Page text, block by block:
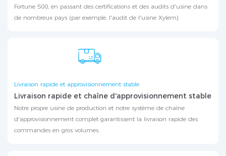
Fortune 500, en passant des certifications et des audits d'usine dans
de nombreux pays (par exemple, l'audit de l'usine Xylem).
Livraison rapide et approvisionnement stable
Livraison rapide et chaîne d'approvisionnement stable
Notre propre usine de production et notre système de chaîne
d'approvisionnement complet garantissent la livraison rapide des
commandes en gros volumes.